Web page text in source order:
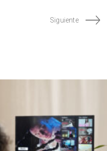
Siguiente